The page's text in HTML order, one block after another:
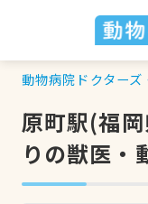
動物病院ドクターズ
原町駅(福
りの獣医・